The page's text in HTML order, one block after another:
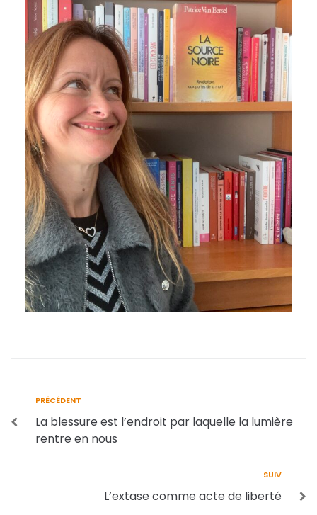
PRÉCÉDENT
La blessure est l’endroit par laquelle la lumière
rentre en nous
SUIV
L’extase comme acte de liberté